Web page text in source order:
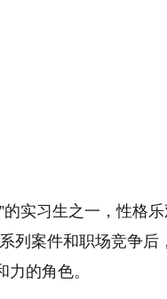
实习生之一，性格
列案件和职场竞争后
的角色。